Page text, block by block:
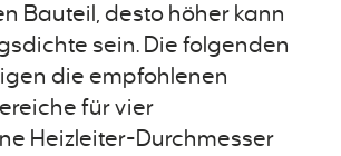
Bauteil, desto höher kann
sein. Die folgenden
die empfohlenen
für vier
Heizleiter-Durchmesser